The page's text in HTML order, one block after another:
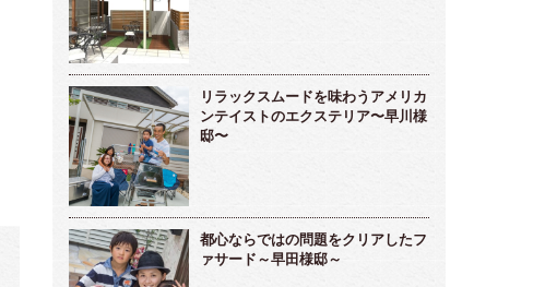
リラックスムードを味わうアメリカ
ンテイストのエクステリア〜早川様
邸〜
都心ならではの問題をクリアしたフ
ァサード～早田様邸～